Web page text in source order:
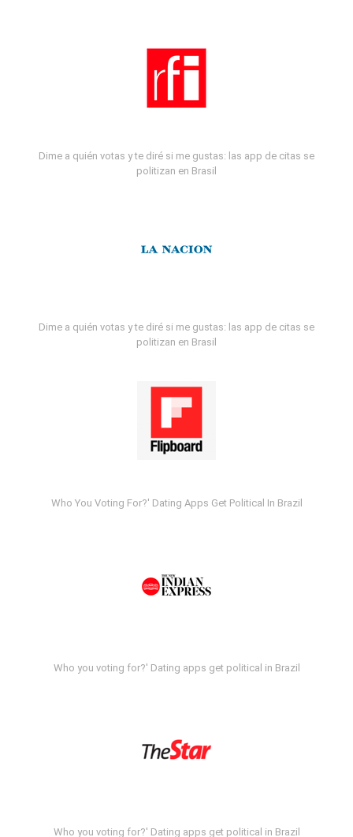
Dime a quién votas y te diré si me gustas: las app de citas se
politizan en Brasil
Dime a quién votas y te diré si me gustas: las app de citas se
politizan en Brasil
Who You Voting For?' Dating Apps Get Political In Brazil
Who you voting for?' Dating apps get political in Brazil
Who you voting for?' Dating apps get political in Brazil